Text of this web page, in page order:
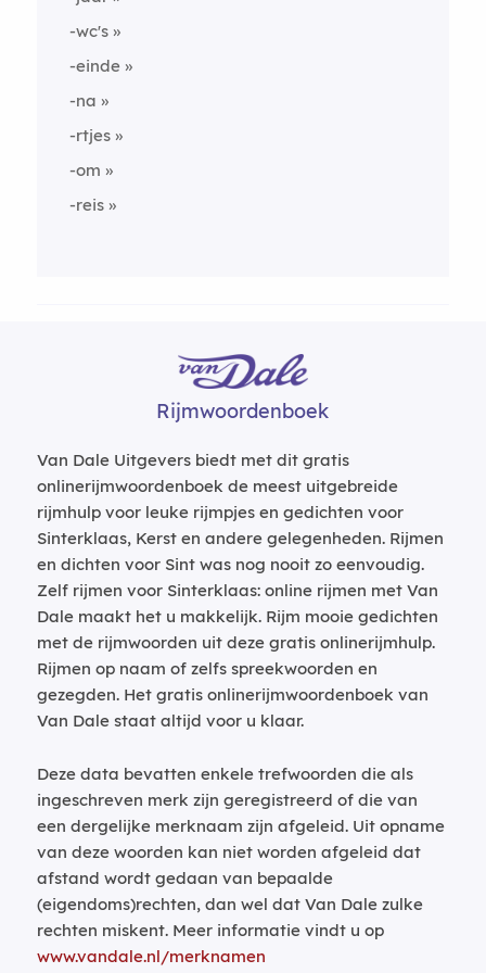
-wc's
-einde
-na
-rtjes
-om
-reis
Rijmwoordenboek
Van Dale Uitgevers biedt met dit gratis
onlinerijmwoordenboek de meest uitgebreide
rijmhulp voor leuke rijmpjes en gedichten voor
Sinterklaas, Kerst en andere gelegenheden. Rijmen
en dichten voor Sint was nog nooit zo eenvoudig.
Zelf rijmen voor Sinterklaas: online rijmen met Van
Dale maakt het u makkelijk. Rijm mooie gedichten
met de rijmwoorden uit deze gratis onlinerijmhulp.
Rijmen op naam of zelfs spreekwoorden en
gezegden. Het gratis onlinerijmwoordenboek van
Van Dale staat altijd voor u klaar.
Deze data bevatten enkele trefwoorden die als
ingeschreven merk zijn geregistreerd of die van
een dergelijke merknaam zijn afgeleid. Uit opname
van deze woorden kan niet worden afgeleid dat
afstand wordt gedaan van bepaalde
(eigendoms)rechten, dan wel dat Van Dale zulke
rechten miskent. Meer informatie vindt u op
www.vandale.nl/merknamen